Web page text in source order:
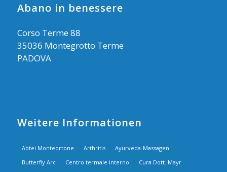
Abano in benessere
Corso Terme 88
35036 Montegrotto Terme
PADOVA
Weitere Informationen
Abtei Monteortone Arthritis
Ayurveda-Massagen
Butterfly Arc
Centro termale interno
Cura Dott. Mayr